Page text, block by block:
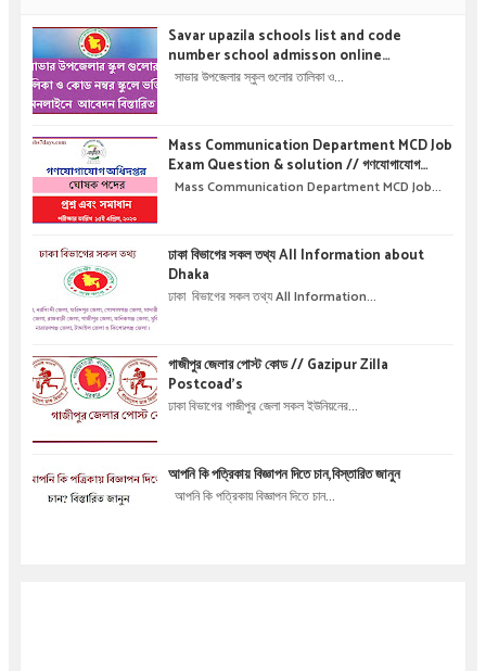
Savar upazila schools list and code
number school admisson online
application details !! সাভার উপজেলার স্কুল গুলোর
সাভার উপজেলার স্কুল গুলোর তালিকা ও...
Mass Communication Department MCD Job
Exam Question & solution // গণযোগাযোগ
অধিদপ্তরে নিয়োগ পরীক্ষার প্রশ্ন এবং সমাধান
Mass Communication Department MCD Job...
ঢাকা বিভাগের সকল তথ্য All Information about
Dhaka
ঢাকা বিভাগের সকল তথ্য All Information...
গাজীপুর জেলার পোস্ট কোড // Gazipur Zilla
Postcoad's
ঢাকা বিভাগের গাজীপুর জেলা সকল ইউনিয়নের...
আপনি কি পত্রিকায় বিজ্ঞাপন দিতে চান,বিস্তারিত জানুন
আপনি কি পত্রিকায় বিজ্ঞাপন দিতে চান...